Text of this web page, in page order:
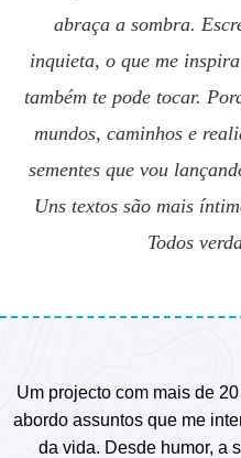
abraça a sombra.
inquieta, o que me
também te pode tocar.
mundos, caminhos e
sementes que vou
Uns textos são mais
Todos
Um projecto com mais de
abordo assuntos que me
da vida. Desde humor, a